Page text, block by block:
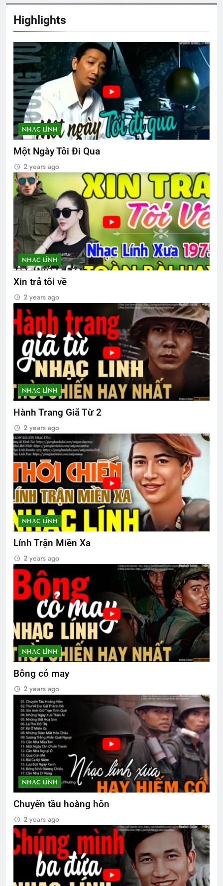
Thăm QP Lâm Quy Tiên K12
2 Years Ago
Sơ lược về trường Võ Bị Quốc Gia Việt
Nam
3 Years Ago
CTBCTY Tập IV chương 38
3 Years Ago
Tâm thư Tổng Hội Trưởng
2 Years Ago
Mùa xuân đầu tiên
BÀI CA NGƯỜI TÔI TỚ (Rabindranath
Tagore)
3 Years Ago
TÌNH YÊU & TÌNH BẠN (Emily Bronte)
3 Years Ago
2 Years Ago
Nhị vị THT chúc Giáng Sinh & Năm mới
3 Years Ago
Thượng Đức 1974
2 Years Ago
Lính Trận Miền Xa
2 Years Ago
TRÁI TIM HÀNH KHẤT (Rabindranath
Tagore)
3 Years Ago
Thu Hường – LK nhạc lính
2 Years Ago
MÙA XUÂN MUỐN NÓI
3 Years Ago
YÊU NGHĨA LÀ YÊU?
3 Years Ago
2 Years Ago
VỀ ĐI, ĐỪNG CHỜ NỮA!
Highlights
NHẠC LÍNH
Một Ngày Tôi Đi Qua
2 years ago
NHẠC LÍNH
Xin trả tôi về
2 years ago
NHẠC LÍNH
Hành Trang Giã Từ 2
2 years ago
NHẠC LÍNH
Lính Trận Miền Xa
2 years ago
NHẠC LÍNH
Bông cỏ may
2 years ago
NHẠC LÍNH
Chuyến tầu hoàng hôn
2 years ago